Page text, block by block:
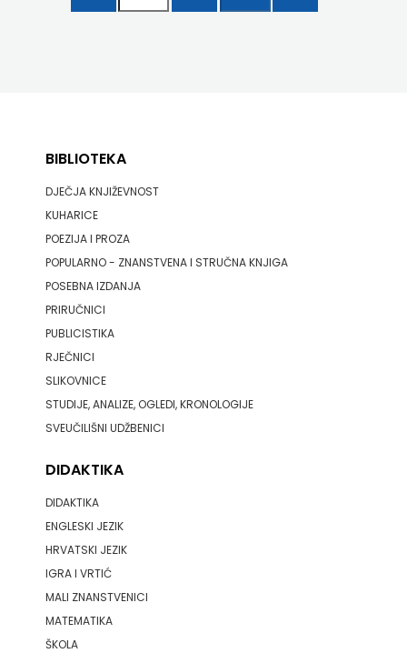
BIBLIOTEKA
DJEČJA KNJIŽEVNOST
KUHARICE
POEZIJA I PROZA
POPULARNO - ZNANSTVENA I STRUČNA KNJIGA
POSEBNA IZDANJA
PRIRUČNICI
PUBLICISTIKA
RJEČNICI
SLIKOVNICE
STUDIJE, ANALIZE, OGLEDI, KRONOLOGIJE
SVEUČILIŠNI UDŽBENICI
DIDAKTIKA
DIDAKTIKA
ENGLESKI JEZIK
HRVATSKI JEZIK
IGRA I VRTIĆ
MALI ZNANSTVENICI
MATEMATIKA
ŠKOLA